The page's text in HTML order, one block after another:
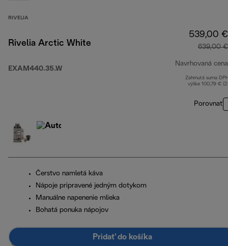
RIVELIA
Rivelia Arctic White
EXAM440.35.W
539,00 €
639,00 €
Navrhovaná cena
Zahrnutá suma
výške 100,79 €
Porovnať
Čerstvo namletá káva
Nápoje pripravené jedným dotykom
Manuálne napenenie mlieka
Bohatá ponuka nápojov
Pridať do košíka